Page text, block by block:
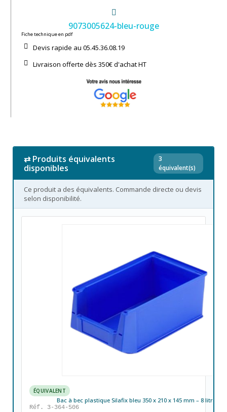
9073005624-bleu-rouge
Fiche technique en pdf
Devis rapide au 05.45.36.08.19​
Livraison offerte dès 350€ d'achat​ HT
⇄ Produits équivalents
disponibles
3
équivalent(s)
Ce produit a des équivalents. Commande directe ou devis
selon disponibilité.
ÉQUIVALENT
Bac à bec plastique Silafix bleu 350 x 210 x 145 mm – 8 litres
Réf. 3-364-506